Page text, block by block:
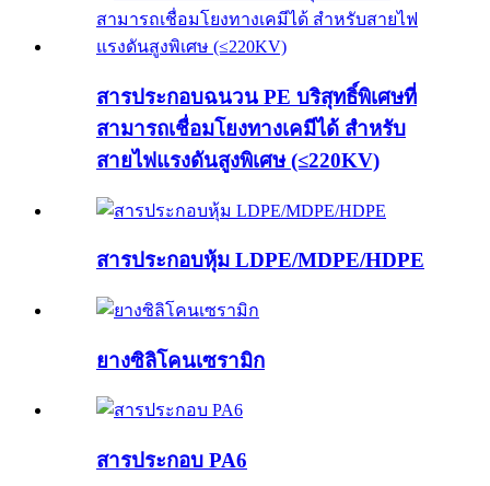
สารประกอบฉนวน PE บริสุทธิ์พิเศษที่
สามารถเชื่อมโยงทางเคมีได้ สำหรับ
สายไฟแรงดันสูงพิเศษ (≤220KV)
สารประกอบหุ้ม LDPE/MDPE/HDPE
ยางซิลิโคนเซรามิก
สารประกอบ PA6